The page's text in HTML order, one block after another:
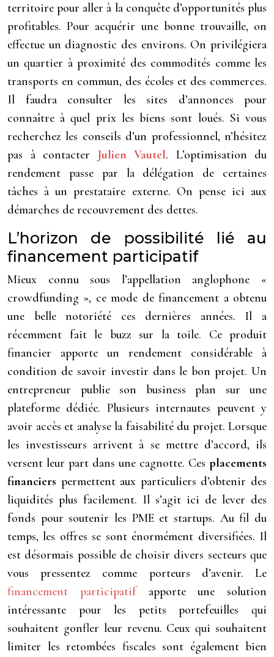
territoire pour aller à la conquête d’opportunités plus
profitables. Pour acquérir une bonne trouvaille, on
effectue un diagnostic des environs. On privilégiera
un quartier à proximité des commodités comme les
transports en commun, des écoles et des commerces.
Il faudra consulter les sites d’annonces pour
connaître à quel prix les biens sont loués. Si vous
recherchez les conseils d’un professionnel, n’hésitez
pas à contacter Julien Vautel. L’optimisation du
rendement passe par la délégation de certaines
tâches à un prestataire externe. On pense ici aux
démarches de recouvrement des dettes.
L’horizon de possibilité lié au
financement participatif
Mieux connu sous l’appellation anglophone «
crowdfunding », ce mode de financement a obtenu
une belle notoriété ces dernières années. Il a
récemment fait le buzz sur la toile. Ce produit
financier apporte un rendement considérable à
condition de savoir investir dans le bon projet. Un
entrepreneur publie son business plan sur une
plateforme dédiée. Plusieurs internautes peuvent y
avoir accès et analyse la faisabilité du projet. Lorsque
les investisseurs arrivent à se mettre d’accord, ils
versent leur part dans une cagnotte. Ces placements
financiers permettent aux particuliers d’obtenir des
liquidités plus facilement. Il s’agit ici de lever des
fonds pour soutenir les PME et startups. Au fil du
temps, les offres se sont énormément diversifiées. Il
est désormais possible de choisir divers secteurs que
vous pressentez comme porteurs d’avenir. Le
financement participatifapporte une solution
intéressante pour les petits portefeuilles qui
souhaitent gonfler leur revenu. Ceux qui souhaitent
limiter les retombées fiscales sont également bien